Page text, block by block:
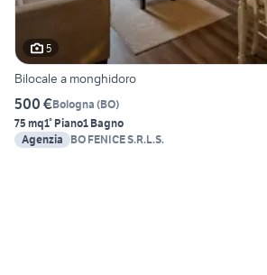
5
Bilocale a monghidoro
500 €Bologna (BO)
75 mq1° Piano1 Bagno
Agenzia
BO FENICE S.R.L.S.